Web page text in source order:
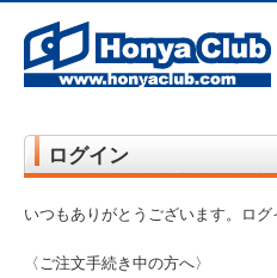
ログイン
いつもありがとうございます。ロ
〈ご注文手続き中の方へ〉